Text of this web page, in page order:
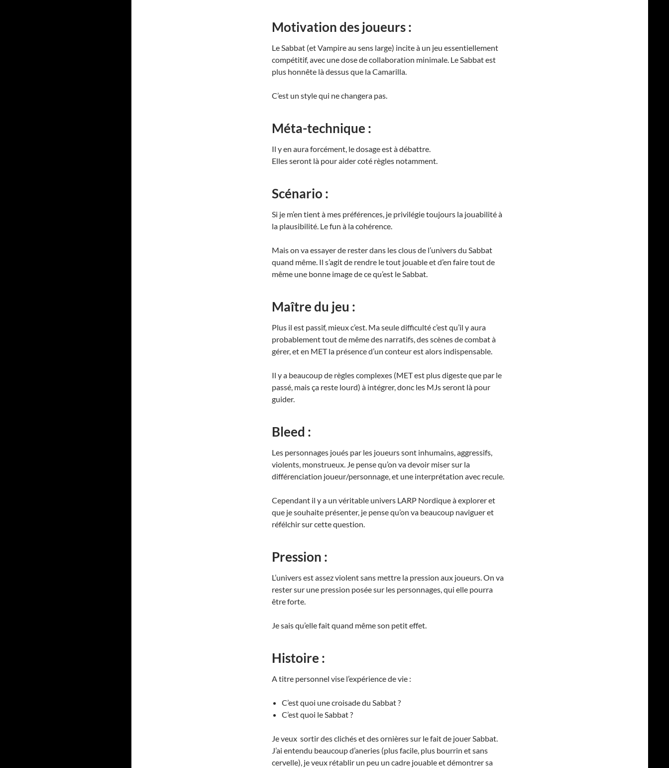
Motivation des joueurs :
Le Sabbat (et Vampire au sens large) incite à un jeu essentiellement
compétitif, avec une dose de collaboration minimale. Le Sabbat est
plus honnête là dessus que la Camarilla.
C’est un style qui ne changera pas.
Méta-technique :
Il y en aura forcément, le dosage est à débattre.
Elles seront là pour aider coté règles notamment.
Scénario :
Si je m’en tient à mes préférences, je privilégie toujours la jouabilité à
la plausibilité. Le fun à la cohérence.
Mais on va essayer de rester dans les clous de l’univers du Sabbat
quand même. Il s’agit de rendre le tout jouable et d’en faire tout de
même une bonne image de ce qu’est le Sabbat.
Maître du jeu :
Plus il est passif, mieux c’est. Ma seule difficulté c’est qu’il y aura
probablement tout de même des narratifs, des scènes de combat à
gérer, et en MET la présence d’un conteur est alors indispensable.
Il y a beaucoup de règles complexes (MET est plus digeste que par le
passé, mais ça reste lourd) à intégrer, donc les MJs seront là pour
guider.
Bleed :
Les personnages joués par les joueurs sont inhumains, aggressifs,
violents, monstrueux. Je pense qu’on va devoir miser sur la
différenciation joueur/personnage, et une interprétation avec recule.
Cependant il y a un véritable univers LARP Nordique à explorer et
que je souhaite présenter, je pense qu’on va beaucoup naviguer et
réfélchir sur cette question.
Pression :
L’univers est assez violent sans mettre la pression aux joueurs. On va
rester sur une pression posée sur les personnages, qui elle pourra
être forte.
Je sais qu’elle fait quand même son petit effet.
Histoire :
A titre personnel vise l’expérience de vie :
C’est quoi une croisade du Sabbat ?
C’est quoi le Sabbat ?
Je veux sortir des clichés et des ornières sur le fait de jouer Sabbat.
J’ai entendu beaucoup d’aneries (plus facile, plus bourrin et sans
cervelle), je veux rétablir un peu un cadre jouable et démontrer sa